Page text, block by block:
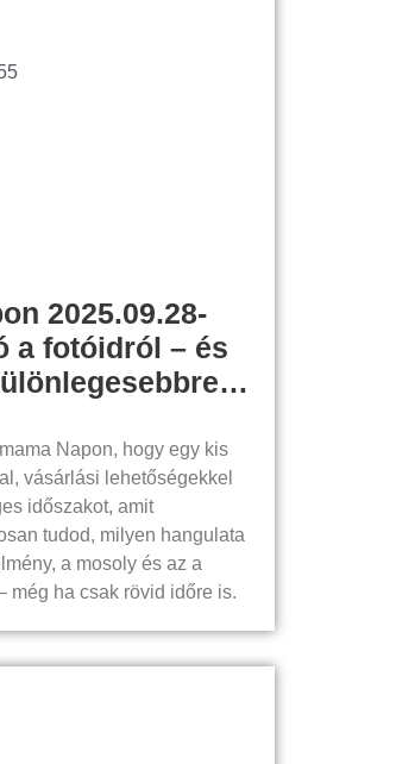
2025.09.28-
a fotóidról – és
Napon, hogy egy kis
vásárlási lehetőségekkel
időszakot, amit
tudod, milyen hangulata
a mosoly és az a
még ha csak rövid időre is.